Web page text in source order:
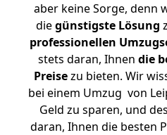
aber keine Sorge, denn
diegünstigste Lösung
professionellen
stets daran, Ihnen die
Preisezu bieten. Wir
bei einem Umzug von
Geld zu sparen, und
daran, Ihnen die besten